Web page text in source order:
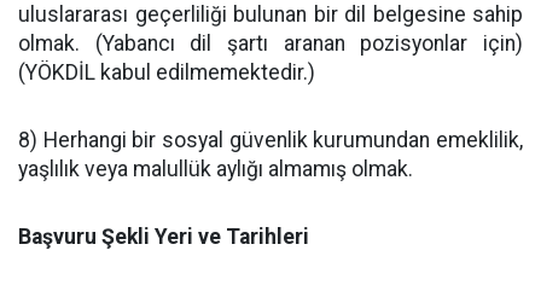
uluslararası geçerliliği bulunan bir dil belgesine sahip
olmak. (Yabancı dil şartı aranan pozisyonlar için)
(YÖKDİL kabul edilmemektedir.)
8) Herhangi bir sosyal güvenlik kurumundan emeklilik,
yaşlılık veya malullük aylığı almamış olmak.
Başvuru Şekli Yeri ve Tarihleri